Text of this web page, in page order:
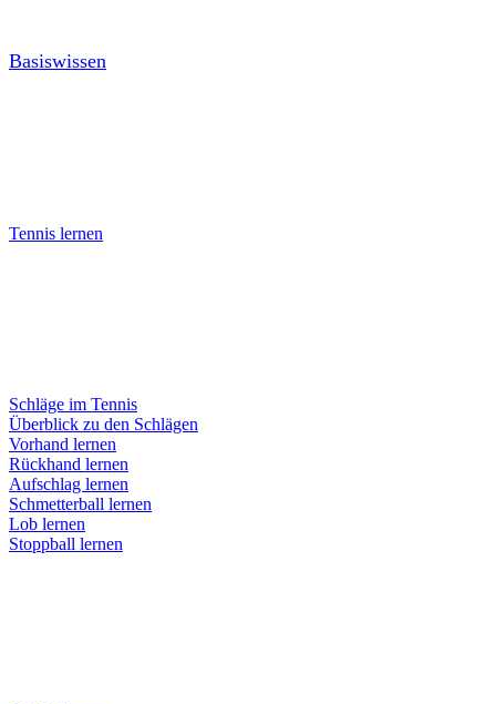
Basiswissen
Tennis lernen
Schläge im Tennis
Überblick zu den Schlägen
Vorhand lernen
Rückhand lernen
Aufschlag lernen
Schmetterball lernen
Lob lernen
Stoppball lernen